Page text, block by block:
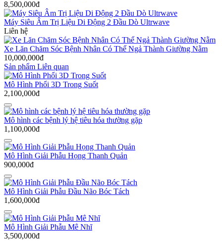
8,500,000đ
Máy Siêu Âm Trị Liệu Di Động 2 Đầu Dò Ultrwave
Liên hệ
Xe Lăn Chăm Sóc Bệnh Nhân Có Thể Ngả Thành Giường Nằm
10,000,000đ
Sản phẩm Liên quan
Mô Hình Phổi 3D Trong Suốt
2,100,000đ
Mô hình các bệnh lý hệ tiêu hóa thường gặp
1,100,000đ
Mô Hình Giải Phẫu Họng Thanh Quản
900,000đ
Mô Hình Giải Phẫu Đầu Não Bóc Tách
1,600,000đ
Mô Hình Giải Phẫu Mê Nhĩ
3,500,000đ